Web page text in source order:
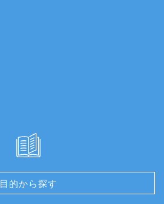
目的から探す